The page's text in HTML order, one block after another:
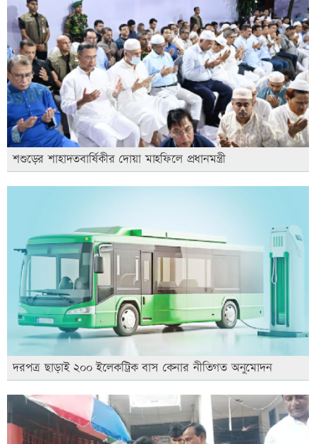
শশুড়ের শাহাদতবার্ষিকীর দোয়া মাহফিলে প্রধানমন্ত্রী
দরপত্র ছাড়াই ২০০ ইলেকট্রিক বাস কেনার নীতিগত অনুমোদন